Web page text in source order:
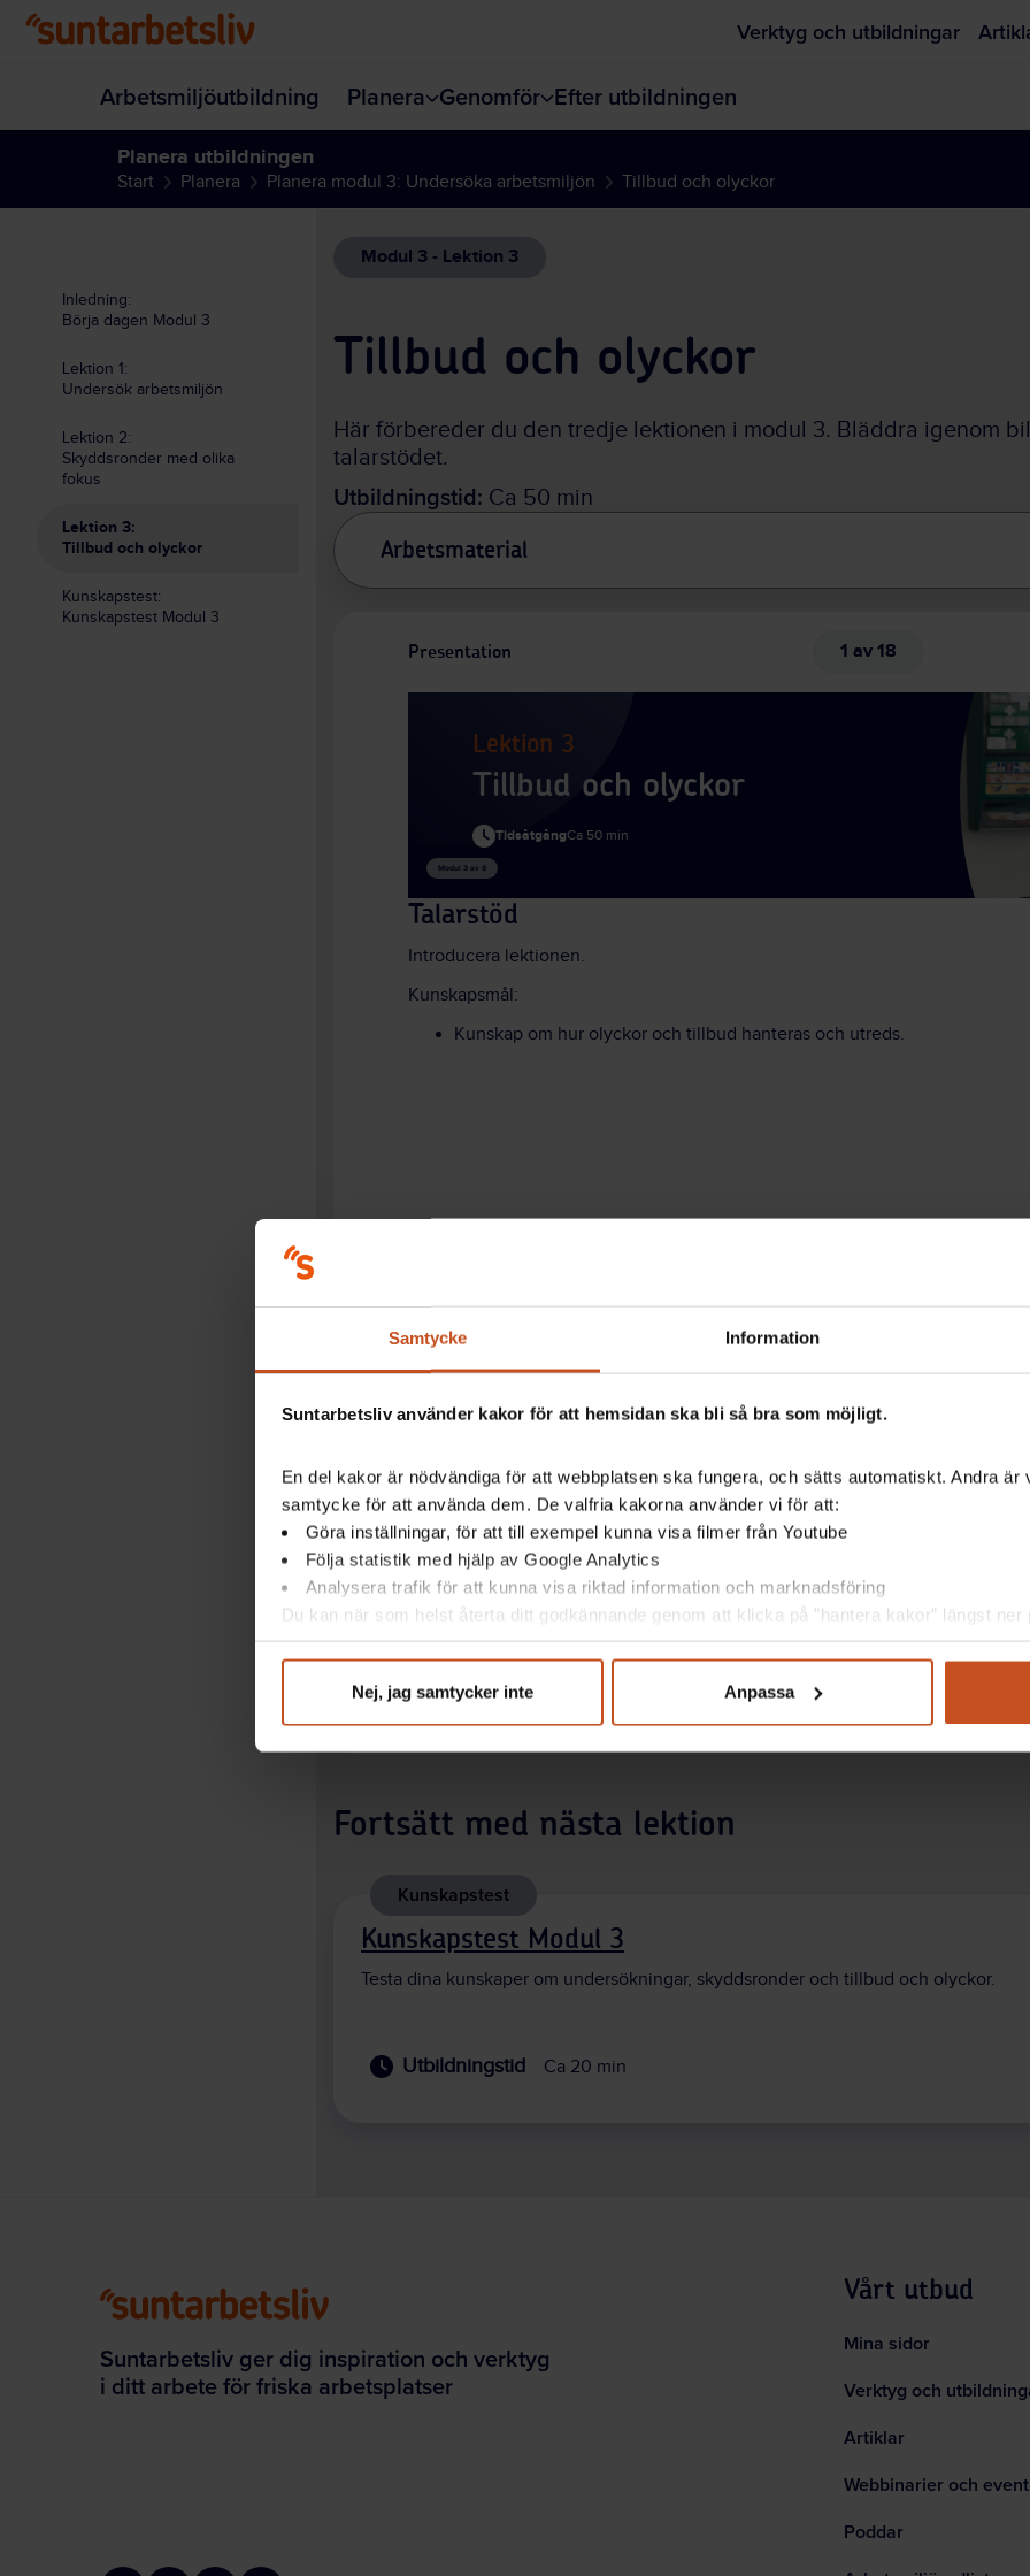
Samtycke Information
Suntarbetsliv använder kakor för att hemsidan ska bli så bra som möjligt.
En del kakor är nödvändiga för att webbplatsen ska fungera, och sätts automatiskt. Andra är
samtycke för att använda dem. De valfria kakorna använder vi för att:
Göra inställningar, för att till exempel kunna visa filmer från Youtube
Följa statistik med hjälp av Google Analytics
Analysera trafik för att kunna visa riktad information och marknadsföring
Du kan när som helst återta ditt godkännande genom att klicka på ”hantera kakor” längst
integritet@suntarbetsliv.se.
Nej, jag samtycker inte Anpassa
Verktyg och utbildningar
Arbetsmiljöutbildning Planera Genomför Efter utbildningen
Inledning:
Börja dagen Modul 3
Lektion 1:
Undersök arbetsmiljön
Lektion 2:
Skyddsronder med olika
fokus
Lektion 3:
Tillbud och olyckor
Kunskapstest:
Kunskapstest Modul 3
Planera utbildningen
Start Planera Planera modul 3: Undersöka arbetsmiljön Tillbud och olyckor
Modul 3 - Lektion 3
Tillbud och olyckor
Här förbereder du den tredje lektionen i modul 3. Bläddra igenom
talarstödet.
Utbildningstid: Ca 50 min
Arbetsmaterial
Presentation 1 av 18
Lektion 3
Tillbud och olyckor
TidsåtgångCa 50 min
Modul 3 av 6
Talarstöd
Introducera lektionen.
Kunskapsmål:
Kunskap om hur olyckor och tillbud hanteras och utreds.
Fortsätt med nästa lektion
Kunskapstest
Kunskapstest Modul 3
Testa dina kunskaper om undersökningar, skyddsronder och tillbud och olyckor.
Ca 20 min
Suntarbetsliv ger dig inspiration och verktyg
i ditt arbete för friska arbetsplatser
Vårt utbud
Mina sidor
Verktyg och
Artiklar
Webbinarier och event
Poddar